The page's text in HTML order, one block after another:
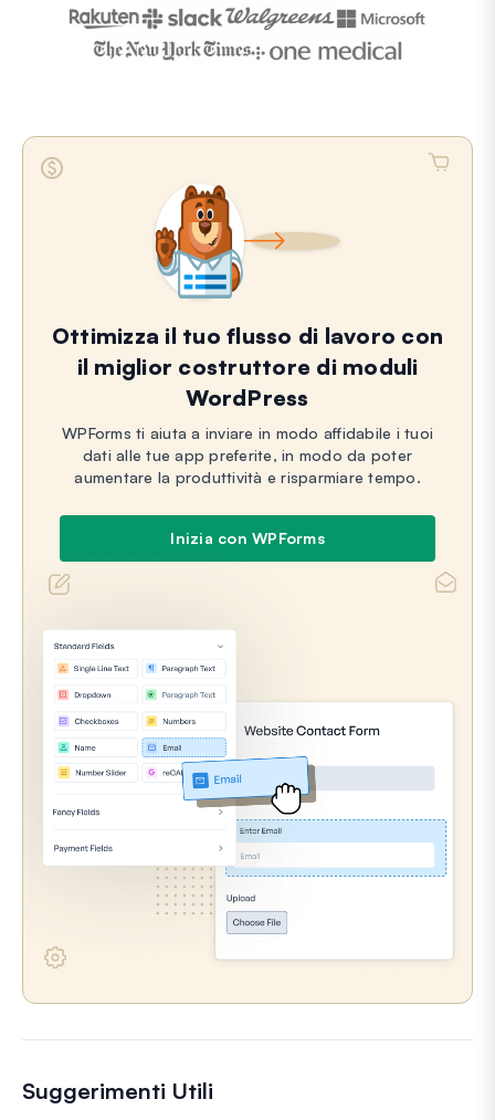
Ottimizza il tuo flusso di lavoro con
il miglior costruttore di moduli
WordPress
WPForms ti aiuta a inviare in modo affidabile i tuoi
dati alle tue app preferite, in modo da poter
aumentare la produttività e risparmiare tempo.
Inizia con WPForms
Suggerimenti Utili